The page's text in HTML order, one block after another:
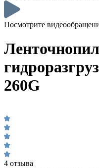
Посмотрите
260G
4 отзыва